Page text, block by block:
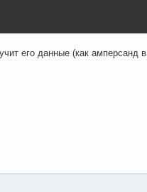
его данные (как амперсанд в